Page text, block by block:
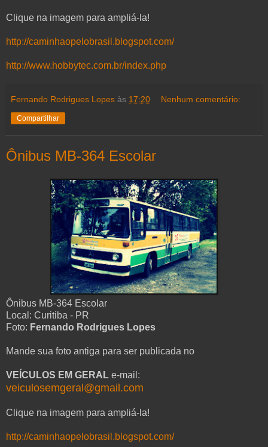
Clique na imagem para ampliá-la!
http://caminhaopelobrasil.blogspot.com/
http://www.hobbytec.com.br/index.php
Fernando Rodrigues Lopes às 17:20 Nenhum comentário:
Compartilhar
Ônibus MB-364 Escolar
Ônibus MB-364 Escolar
Local: Curitiba - PR
Foto: Fernando Rodrigues Lopes
Mande sua foto antiga para ser publicada no
VEÍCULOS EM GERAL e-mail:
veiculosemgeral@gmail.com
Clique na imagem para ampliá-la!
http://caminhaopelobrasil.blogspot.com/